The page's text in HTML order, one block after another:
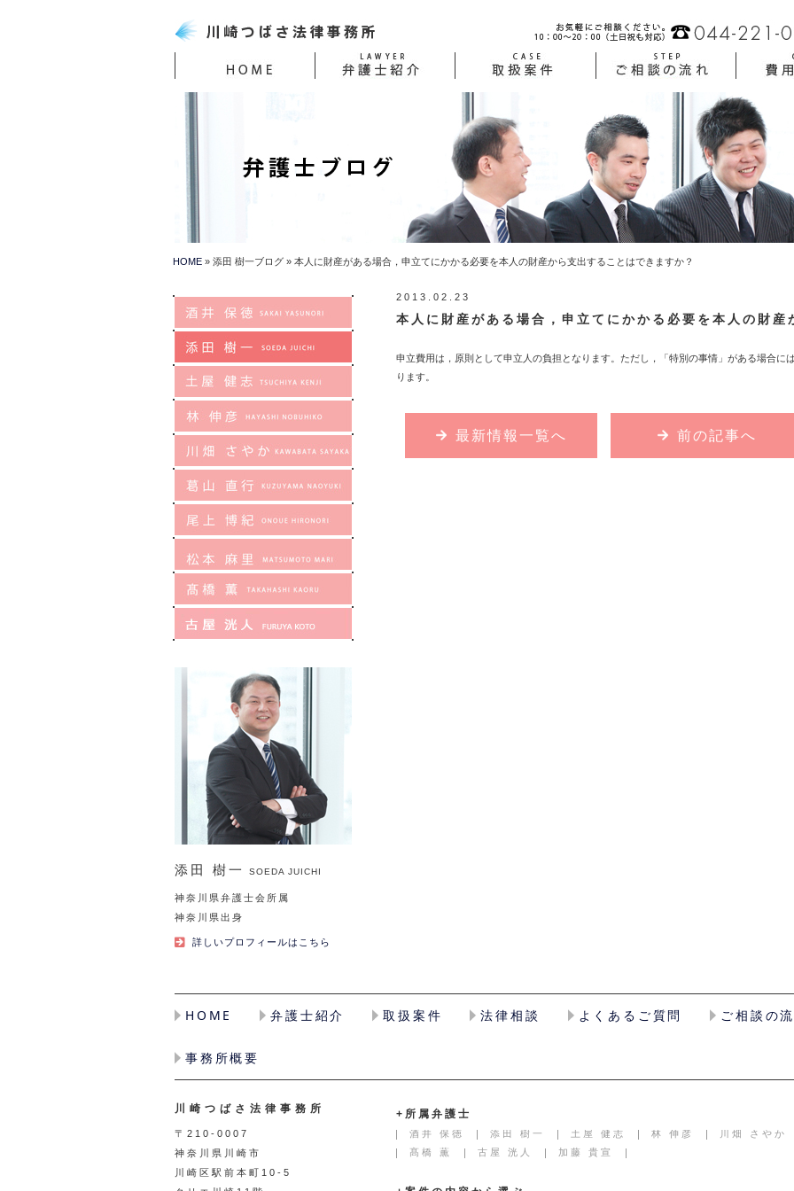
HOME 添田 樹一ブログ 本人に財産がある場合，申立てにかかる必要を本人の財産から支出することはできますか？
2013.02.23
本人に財産がある場合，申立てにかかる必要を本人の財産
申立費用は，原則として申立人の負担となります。ただし，「特別の事情」がある場合に
ります。
最新情報一覧へ 前の記事へ
添田 樹一 SOEDA JUICHI
神奈川県弁護士会所属
神奈川県出身
詳しいプロフィールはこちら
HOME 弁護士紹介 取扱案件 法律相談 よくあるご質問 ご相談の
事務所概要
川崎つばさ法律事務所
〒210-0007
神奈川県川崎市
川崎区駅前本町10-5
+所属弁護士
酒井 保徳 添田 樹一 土屋 健志 林 伸彦 川畑 さやか
髙橋 薫
古屋 洸人 加藤 貴宣